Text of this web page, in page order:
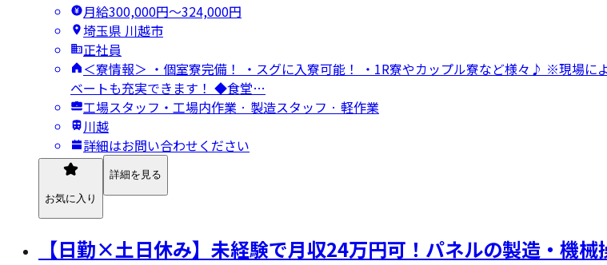
月給300,000円〜324,000円
埼玉県 川越市
正社員
＜寮情報＞ ・個室寮完備！ ・スグに入寮可能！ ・1R寮やカップル寮など様々♪ ※現場
ベートも充実できます！ ◆食堂…
工場スタッフ・工場内作業 · 製造スタッフ · 軽作業
川越
詳細はお問い合わせください
お気に入り
詳細を見る
【日勤×土日休み】未経験で月収24万円可！パネルの製造・機